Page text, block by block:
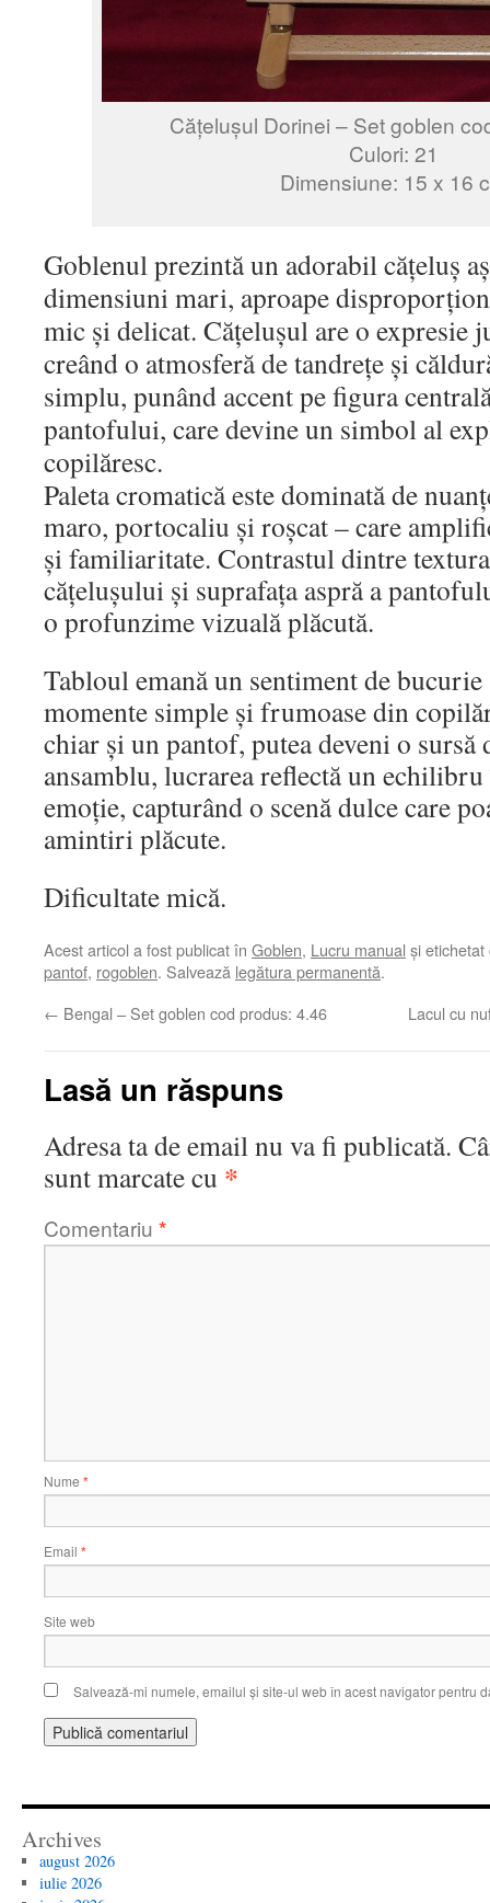
Cățelușul Dorinei – Set goblen
Culori: 21
Dimensiune: 15 x 16
Goblenul prezintă un adorabil cățeluș
dimensiuni mari, aproape
mic și delicat. Cățelușul are o expresie
creând o atmosferă de tandrețe și
simplu, punând accent pe figura
pantofului, care devine un simbol al
copilăresc.
Paleta cromatică este dominată de
maro, portocaliu și roșcat – care
și familiaritate. Contrastul dintre
cățelușului și suprafața aspră a
o profunzime vizuală plăcută.
Tabloul emană un sentiment de
momente simple și frumoase din
chiar și un pantof, putea deveni o sursă
ansamblu, lucrarea reflectă un
emoție, capturând o scenă dulce care
amintiri plăcute.
Dificultate mică.
Acest articol a fost publicat în Goblen, Lucru manual și
pantof, rogoblen. Salvează legătura permanentă.
← Bengal – Set goblen cod produs: 4.46 Lacul cu
Lasă un răspuns
Adresa ta de email nu va fi publicată.
sunt marcate cu *
Comentariu *
Nume *
Email *
Site web
Salvează-mi numele, emailul și site-ul web în acest navigator pentru
Archives
august 2026
iulie 2026